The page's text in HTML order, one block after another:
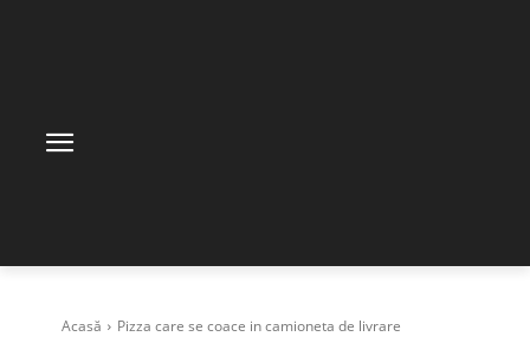
Acasă Pizza care se coace in camioneta de livrare